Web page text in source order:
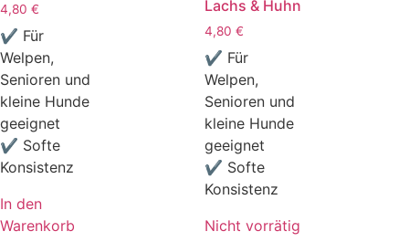
4,80 €
✔ Für
Welpen,
Senioren und
kleine Hunde
geeignet
✔ Softe
Konsistenz
In den
Warenkorb
Lachs & Huhn
4,80 €
✔ Für
Welpen,
Senioren und
kleine Hunde
geeignet
✔ Softe
Konsistenz
Nicht vorrätig